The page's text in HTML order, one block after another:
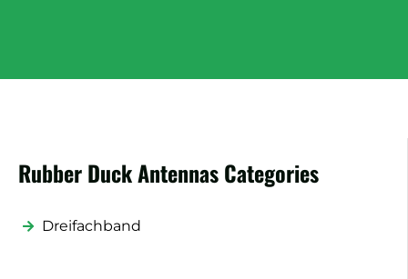
Rubber Duck Antennas Categories
Dreifachband